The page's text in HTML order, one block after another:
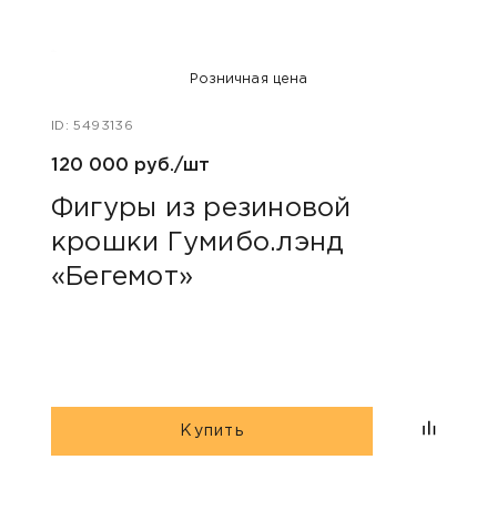
Розничная цена
ID: 5493136
120 000 руб./шт
Фигуры из резиновой
крошки Гумибо.лэнд
«Бегемот»
Купить